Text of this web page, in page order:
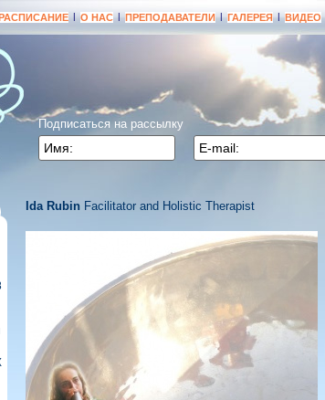
| О НАС | ПРЕПОДАВАТЕЛИ | ГАЛЕРЕЯ | ВИДЕО
Подписаться на рассылку
Ida Rubin Facilitator and Holistic Therapist